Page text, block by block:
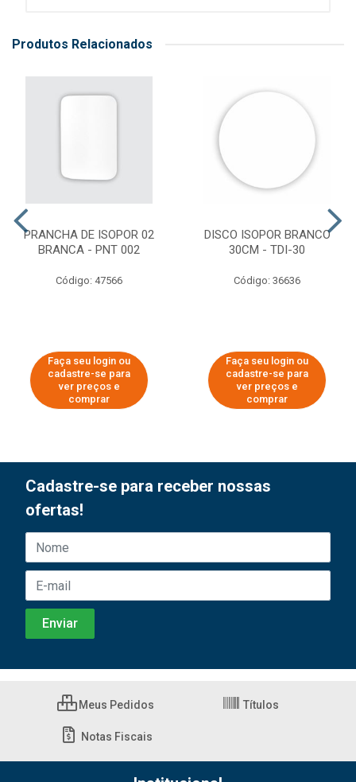
Produtos Relacionados
PRANCHA DE ISOPOR 02
BRANCA - PNT 002
Código: 47566
Faça seu login ou
cadastre-se para
ver preços e
comprar
DISCO ISOPOR BRANCO
30CM - TDI-30
Código: 36636
Faça seu login ou
cadastre-se para
ver preços e
comprar
Cadastre-se para receber nossas
ofertas!
Meus Pedidos Títulos
Notas Fiscais